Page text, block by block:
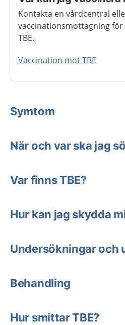
Kontakta en vårdcentral
vaccinationsmottagning
TBE.
Vaccination mot TBE
Symtom
När och var ska jag
Var finns TBE?
Hur kan jag skydda
Undersökningar och
Behandling
Hur smittar TBE?